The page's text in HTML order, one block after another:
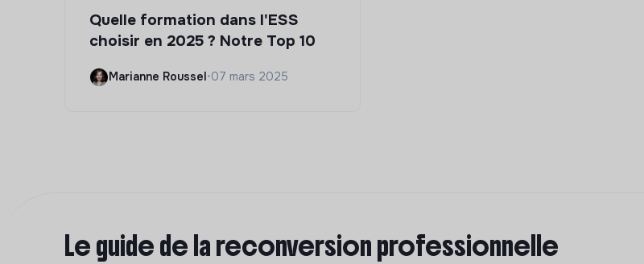
Quelle formation dans l'ESS
choisir en 2025 ? Notre Top 10
Marianne Roussel•07 mars 2025
Le guide de la reconversion professionnelle